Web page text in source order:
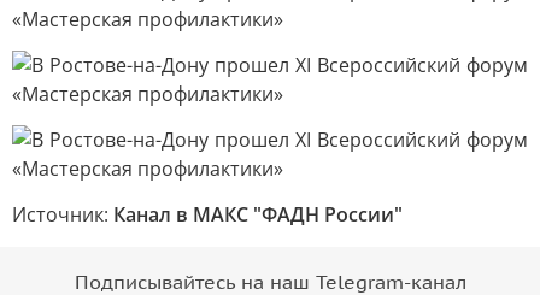
Источник: Канал в МАКС "ФАДН России"
Подписывайтесь на наш Telegram-канал